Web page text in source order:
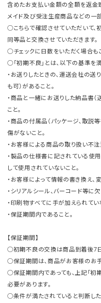
含めたお支払い金額の全額を返金
メイド及び受注生産商品などの一
○こちらで確認させていただいて、
同等品と交換させていただきます。
○チェックに日数をいただく場合も
○「初期不良」とは、以下の基準を
・お送りしたときの、運送会社の送
も可）があること。
・商品と一緒にお送りした納品書（
こと。
・商品の付属品（パッケージ、取説
傷がないこと。
・お客様による商品の取り扱い不
・製品の仕様書に記されている使
して使用されていないこと。
・お客様によって情報の書き換え、
・シリアルシール、バーコード等に
・印刷物すべてに手が加えられてい
・保証期間内であること。
【保証期間】
○初期不良の交換は商品到着後7日
○保証期間は、商品がお客様のお
○保証期間内であっても、上記「初
必要があります。
○条件が満たされていると判断し